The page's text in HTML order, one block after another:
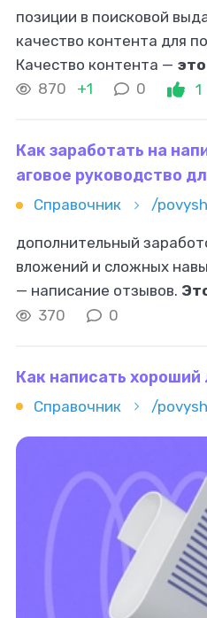
позиции в поисковой
качество контента для
Качество контента — это
характеристик, которые
870 +1 0 1
Как заработать на
аговое руководство
Справочник
дополнительный
вложений и сложных
— написание отзывов.
можно заниматься даже
370 0
Как написать
Справочник